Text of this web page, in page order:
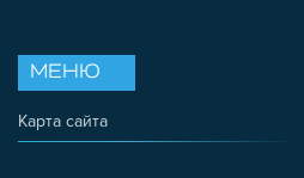
МЕНЮ
Карта сайта